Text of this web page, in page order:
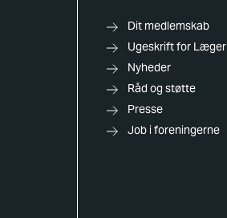
Dit medlemskab
Ugeskrift for Læger
Nyheder
Råd og støtte
Presse
Job i foreningerne